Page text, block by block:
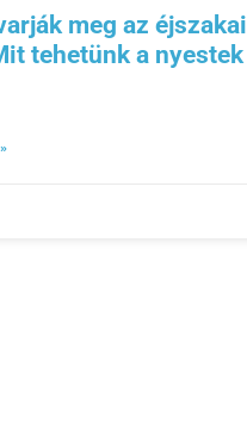
meg az éjszakai
tehetünk a nyestek